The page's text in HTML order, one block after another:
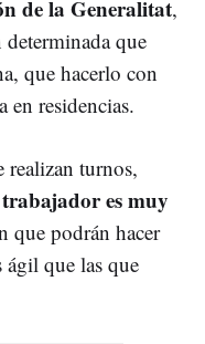
de la Generalitat,
que
que hacerlo con
en residencias.
realizan turnos,
es muy
que podrán hacer
ágil que las que